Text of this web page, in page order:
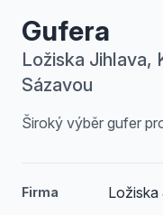
Gufera
Ložiska Jihlava,
Sázavou
Široký výběr gufer
Firma Ložiska